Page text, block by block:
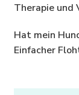
Therapie und
Hat mein
Einfacher